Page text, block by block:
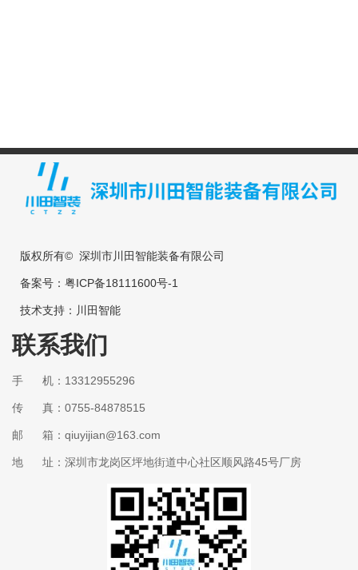
版权所有© 深圳市川田智能装备有限公司
备案号： 粤ICP备18111600号-1
技术支持： 川田智能
联系我们
手 机：13312955296
传 真：0755-84878515
邮 箱：qiuyijian@163.com
地 址：深圳市龙岗区坪地街道中心社区顺风路45号厂房